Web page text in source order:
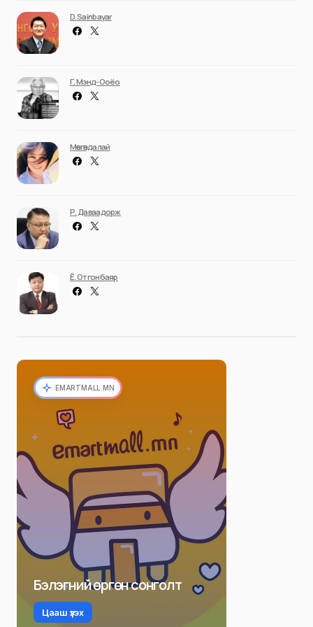
D. Sainbayar
Г. Мэнд-Ооёо
Мөнгөндалай
Р. Даваадорж
Ё. Отгонбаяр
EMARTMALL.MN
Бэлэгний өргөн сонголт
Цааш үзэх